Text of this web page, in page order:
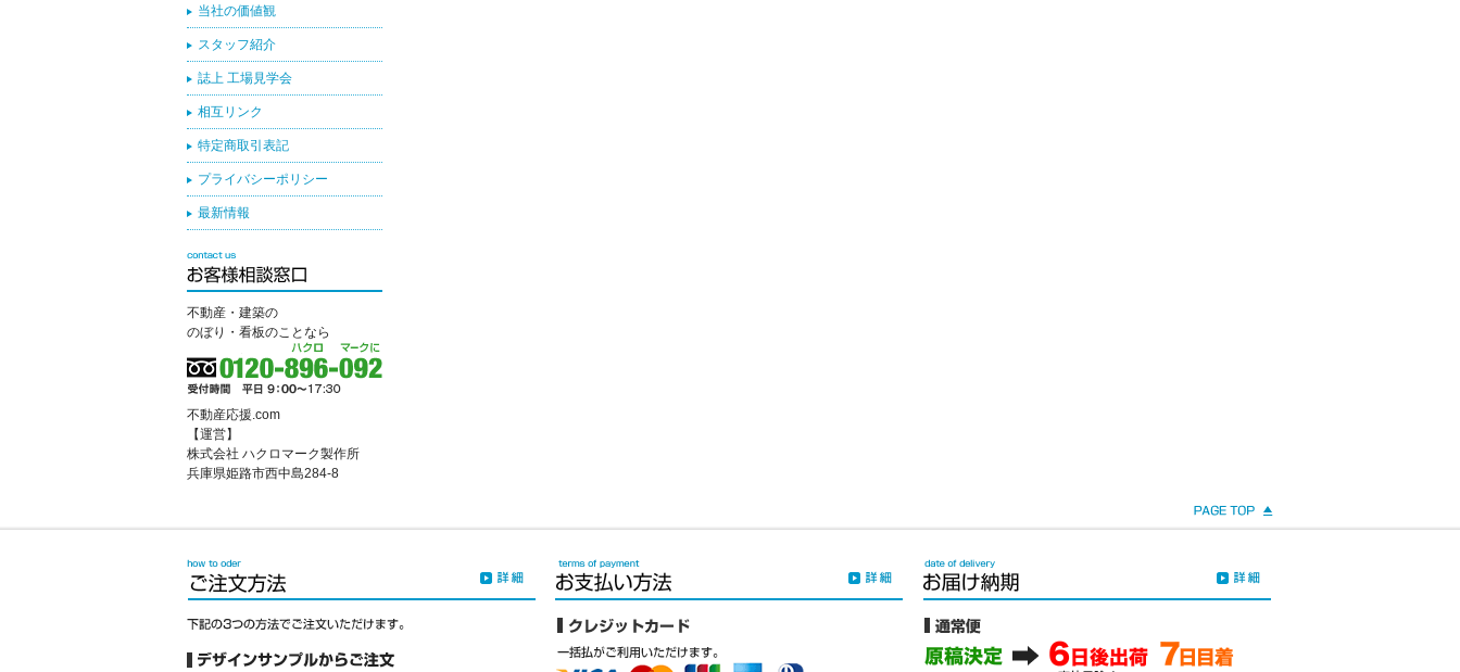
当社の価値観
スタッフ紹介
誌上 工場見学会
相互リンク
特定商取引表記
プライバシーポリシー
最新情報
不動産・建築の
のぼり・看板のことなら
不動産応援.com
【運営】
株式会社 ハクロマーク製作所
兵庫県姫路市西中島284-8